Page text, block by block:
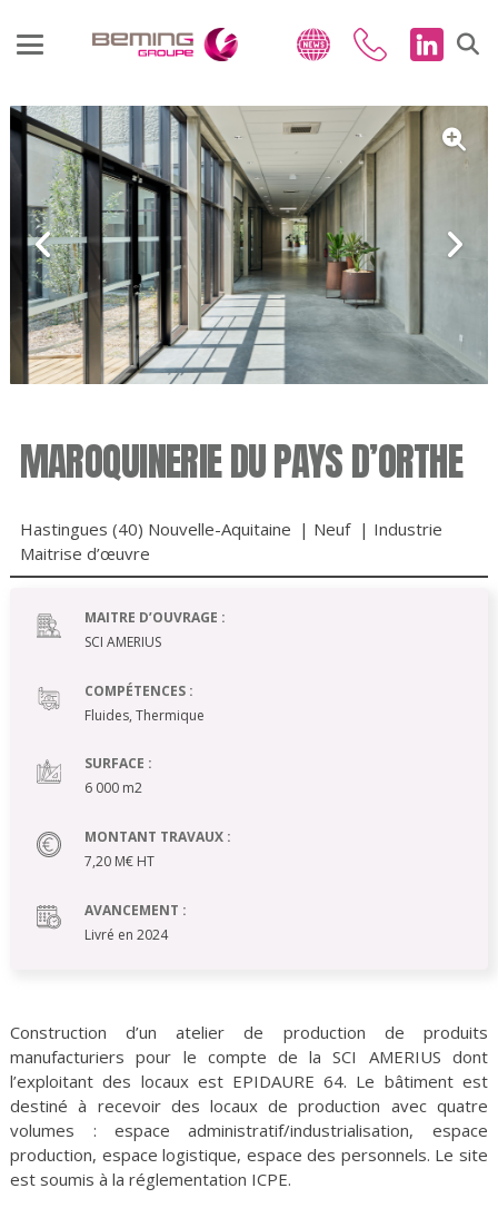
MAROQUINERIE DU PAYS D’ORTHE
Hastingues (40) Nouvelle-Aquitaine | Neuf | Industrie
Maitrise d’œuvre
MAITRE D’OUVRAGE :
SCI AMERIUS
COMPÉTENCES :
Fluides, Thermique
SURFACE :
6 000 m2
MONTANT TRAVAUX :
7,20 M€ HT
AVANCEMENT :
Livré en 2024
Construction d’un atelier de production de produits
manufacturiers pour le compte de la SCI AMERIUS dont
l’exploitant des locaux est EPIDAURE 64. Le bâtiment est
destiné à recevoir des locaux de production avec quatre
volumes : espace administratif/industrialisation, espace
production, espace logistique, espace des personnels. Le site
est soumis à la réglementation ICPE.